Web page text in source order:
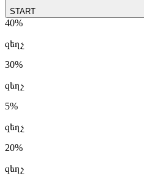
START
40%
զեղչ
30%
զեղչ
5%
զեղչ
20%
զեղչ